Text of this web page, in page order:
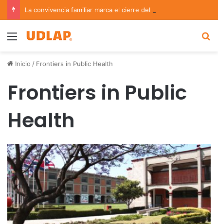
Menu
Inicio / Frontiers in Public Health
Frontiers in Public
Health